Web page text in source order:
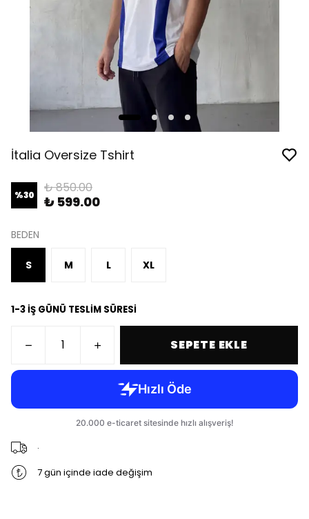
İtalia Oversize Tshirt
%30 ₺ 850.00
₺ 599.00
BEDEN
S M L XL
1-3 İŞ GÜNÜ TESLİM SÜRESİ
SEPETE EKLE
.
7 gün içinde iade değişim